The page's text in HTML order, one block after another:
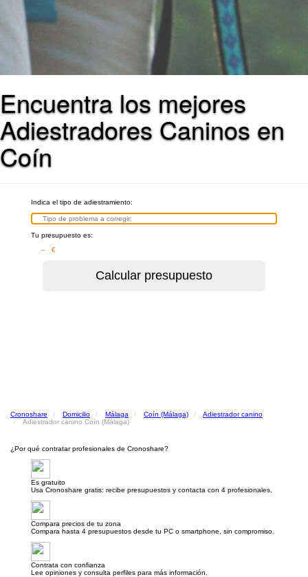
Encuentra los mejores
Adiestradores Caninos en
Coín
Indica el tipo de adiestramiento:
Tu presupuesto es:
– €
Cronoshare Domicilio Málaga Coín (Málaga)
Adiestrador canino
Adiestrador canino Coín (Málaga)
¿Por qué contratar profesionales de Cronoshare?
Es gratuito
Usa Cronoshare gratis: recibe presupuestos y contacta con 4 profesionales.
Compara precios de tu zona
Compara hasta 4 presupuestos desde tu PC o smartphone, sin compromiso.
Contrata con confianza
Lee opiniones y consulta perfiles para más información.